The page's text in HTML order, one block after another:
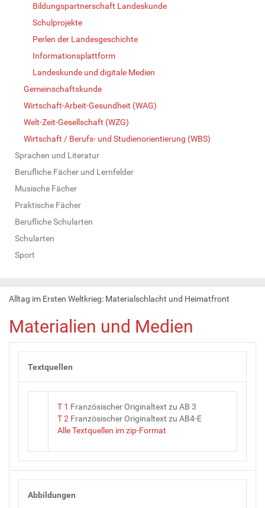
Bildungspartnerschaft Landeskunde
Schulprojekte
Perlen der Landesgeschichte
Informationsplattform
Landeskunde und digitale Medien
Gemeinschaftskunde
Wirtschaft-Arbeit-Gesundheit (WAG)
Welt-Zeit-Gesellschaft (WZG)
Wirtschaft / Berufs- und Studienorientierung (WBS)
Sprachen und Literatur
Berufliche Fächer und Lernfelder
Musische Fächer
Praktische Fächer
Berufliche Schularten
Schularten
Sport
Alltag im Ersten Weltkrieg: Materialschlacht und Heimatfront
Materialien und Medien
Textquellen
T 1 Französischer Originaltext zu AB 3
T 2 Französischer Originaltext zu AB4-E
Alle Textquellen im zip-Format
Abbildungen